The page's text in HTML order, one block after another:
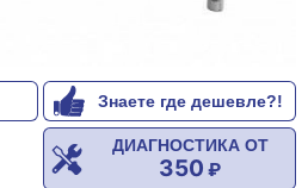
Знаете где дешевле?!
ДИАГНОСТИКА ОТ
350